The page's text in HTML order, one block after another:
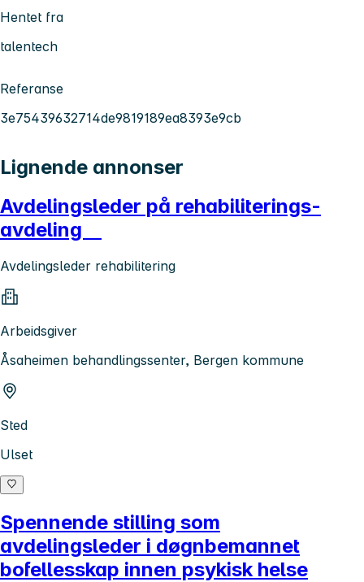
Hentet fra
talentech
Referanse
3e75439632714de9819189ea8393e9cb
Lignende annonser
Avdelingsleder på rehabiliterings-
avdeling
Avdelingsleder rehabilitering
Arbeidsgiver
Åsaheimen behandlingssenter, Bergen kommune
Sted
Ulset
Spennende stilling som
avdelingsleder i døgnbemannet
bofellesskap innen psykisk helse